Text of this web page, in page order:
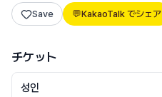
Save 💬KakaoTalk でシェア
チケット
성인